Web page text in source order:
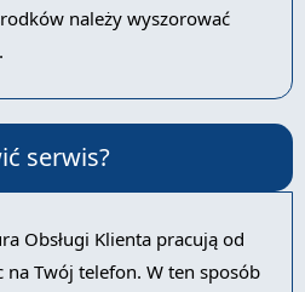
należy wyszorować
serwis?
Obsługi Klienta pracują od
Twój telefon. W ten sposób